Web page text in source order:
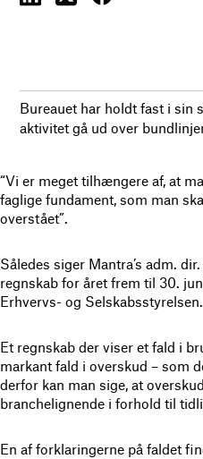
Bureauet har holdt fast i sin
aktivitet gå ud over
“Vi er meget tilhængere af, at
faglige fundament, som man
overstået”.
Således siger Mantra’s adm.
regnskab for året frem til 30.
Erhvervs- og Selskabsstyrelsen.
Et regnskab der viser et fald i
markant fald i overskud – som
derfor kan man sige, at
branchelignende i forhold til
En af forklaringerne på faldet